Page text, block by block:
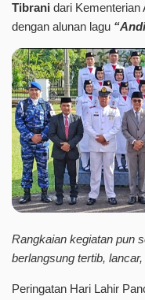
Tibrani dari Kementerian
dengan alunan lagu
Rangkaian kegiatan pun
berlangsung tertib,
Peringatan Hari Lahir